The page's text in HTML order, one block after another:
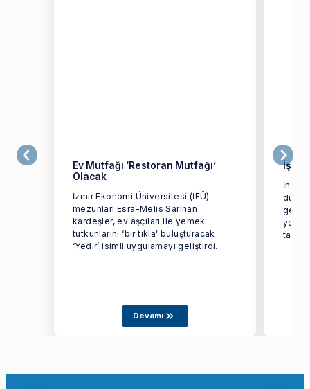
Ev Mutfağı ‘Restoran Mutfağı’
Olacak
İzmir Ekonomi Üniversitesi (İEÜ)
mezunları Esra-Melis Sarıhan
kardeşler, ev aşçıları ile yemek
tutkunlarını ‘bir tıkla’ buluşturacak
‘Yedir’ isimli uygulamayı geliştirdi. ...
Devamı
İş